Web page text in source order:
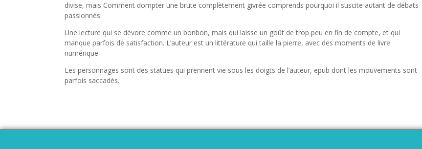
divise, mais Comment dompter une brute complètement givrée comprends pourquoi il suscite autant de débats
passionnés.
Une lecture qui se dévore comme un bonbon, mais qui laisse un goût de trop peu en fin de compte, et qui
manque parfois de satisfaction. L’auteur est un littérature qui taille la pierre, avec des moments de livre
numérique
Les personnages sont des statues qui prennent vie sous les doigts de l’auteur, epub dont les mouvements sont
parfois saccadés.